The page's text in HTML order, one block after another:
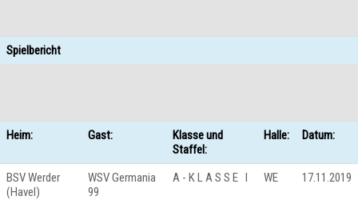
Spielbericht
Heim: Gast:
Klasse und
Staffel:
Halle: Datum:
BSV Werder
(Havel)
WSV Germania
99
A - K L A S S E I WE 17.11.2019